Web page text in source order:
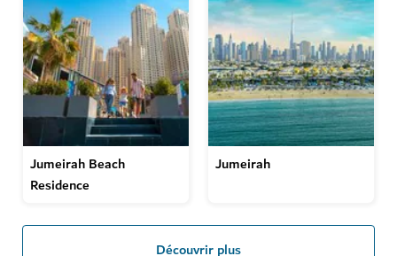
Jumeirah Beach
Residence
Jumeirah
Découvrir plus